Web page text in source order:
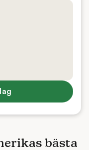
bästa